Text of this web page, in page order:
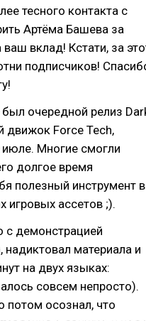
тесного контакта с
Артёма Башева за
вклад! Кстати, за
подписчиков!
очередной релиз
движок Force Tech,
июле. Многие смогли
долгое время
полезный инструмент в
игровых ассетов ;).
с демонстрацией
материала и
на двух языках:
совсем непросто).
потом осознал, что